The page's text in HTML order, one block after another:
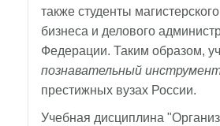
также студенты
бизнеса и делового
Федерации. Таким образом,
познавательный
престижных вузах России.
Учебная дисциплина